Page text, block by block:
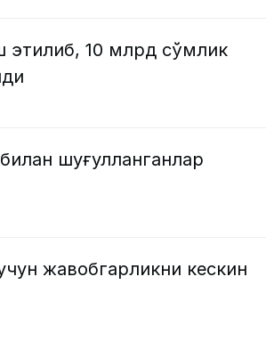
10 млрд сўмлик
шуғулланганлар
жавобгарликни кескин